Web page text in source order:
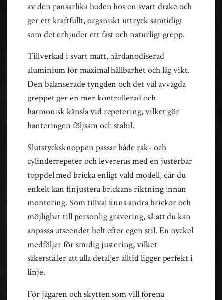
av den pansarlika huden hos en svart drake och
ger ett kraftfullt, organiskt uttryck samtidigt
som det erbjuder ett fast och naturligt grepp.
Tillverkad i svart matt, hårdanodiserad
aluminium för maximal hållbarhet och låg vikt.
Den balanserade tyngden och det väl avvägda
greppet ger en mer kontrollerad och
harmonisk känsla vid repetering, vilket gör
hanteringen följsam och stabil.
Slutstycksknoppen passar både rak- och
cylinderrepeter och levereras med en justerbar
toppdel med bricka enligt vald modell, där du
enkelt kan finjustera brickans riktning innan
montering. Som tillval finns andra brickor och
möjlighet till personlig gravering, så att du kan
anpassa utseendet helt efter egen stil. En nyckel
medföljer för smidig justering, vilket
säkerställer att alla detaljer alltid ligger perfekt i
linje.
För jägaren och skytten som vill förena